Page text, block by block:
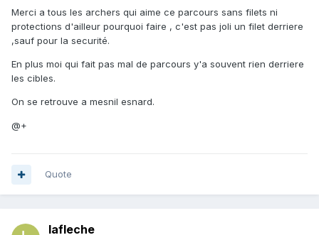
Merci a tous les archers qui aime ce parcours sans filets ni
protections d'ailleur pourquoi faire , c'est pas joli un filet derriere
,sauf pour la securité.
En plus moi qui fait pas mal de parcours y'a souvent rien derriere
les cibles.
On se retrouve a mesnil esnard.
@+
Quote
lafleche